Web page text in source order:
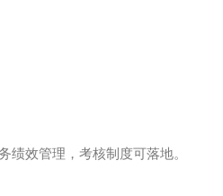
绩效管理，考核制度可落地。